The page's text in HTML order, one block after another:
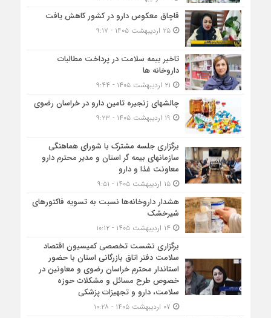
قاچاق معکوس دارو در کشور کاهش یافت
۲۵ اردیبهشت ۱۴۰۵ - ۹:۱۷
تاخیر بیمه سلامت در پرداخت مطالبات
داروخانه ها
چالشهای زنجیره تامین دارو در خراسان رضوی
برگزاری جلسه مشترک با شورای هماهنگی
سازمانهای بیمه گر استان و مدیر محترم دارو
معاونت غذا و دارو
۱۵ اردیبهشت ۱۴۰۵ - ۹:۵۱
هشدار داروخانه‌ها نسبت به تسویه فاکتورهای
شیرخشک
برگزاری نشست تخصصی کمیسیون اقتصاد
سلامت دفتر اتاق بازرگانی استان با حضور
استاندار محترم خراسان رضوی و معاونین در
خصوص طرح مسائل و مشکلات حوزه
سلامت، دارو و تجهیزات پزشکی